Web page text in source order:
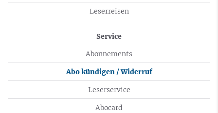
Leserreisen
Service
Abonnements
Abo kündigen / Widerruf
Leserservice
Abocard